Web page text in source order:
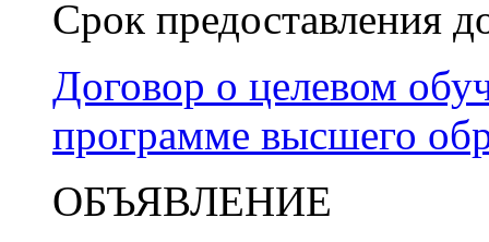
Срок предоставления
Договор о целевом
программе высшего
ОБЪЯВЛЕНИЕ